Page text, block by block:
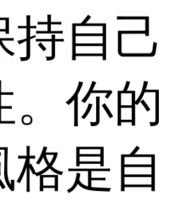
持自己
。你的
是自